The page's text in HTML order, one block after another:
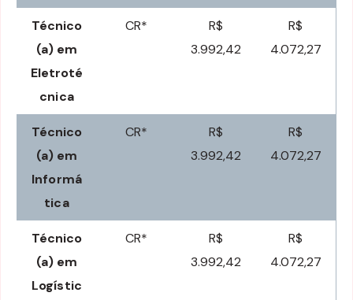
Técnico
(a) em
Eletroté
cnica
CR*
R$
3.992,42
R$
4.072,27
Técnico
(a) em
Informá
tica
CR*
R$
3.992,42
R$
4.072,27
Técnico
(a) em
Logístic
CR*
R$
3.992,42
R$
4.072,27